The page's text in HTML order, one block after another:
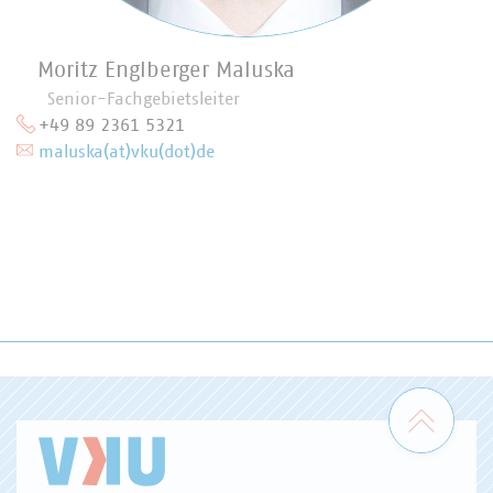
Moritz Englberger Maluska
Senior-Fachgebietsleiter
+49 89 2361 5321
maluska(at)vku(dot)de
Zum